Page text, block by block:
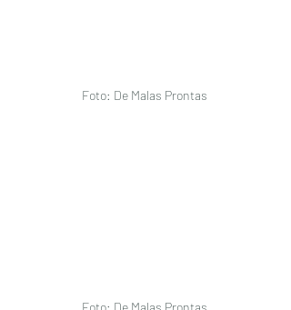
Foto: De Malas Prontas
Foto: De Malas Prontas